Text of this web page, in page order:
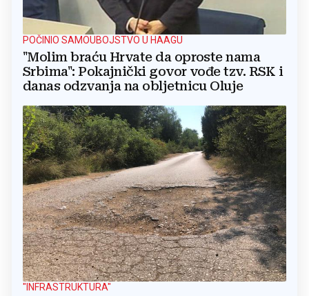
POČINIO SAMOUBOJSTVO U HAAGU
"Molim braću Hrvate da oproste nama
Srbima": Pokajnički govor vođe tzv. RSK i
danas odzvanja na obljetnicu Oluje
"INFRASTRUKTURA"